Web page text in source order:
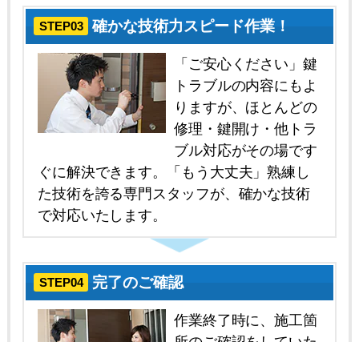
STEP03 確かな技術力スピード作業！
「ご安心ください」鍵
トラブルの内容にもよ
りますが、ほとんどの
修理・鍵開け・他トラ
ブル対応がその場です
ぐに解決できます。「もう大丈夫」熟練し
た技術を誇る専門スタッフが、確かな技術
で対応いたします。
STEP04 完了のご確認
作業終了時に、施工箇